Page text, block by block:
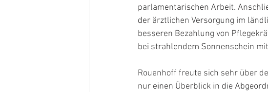
parlamentarischen Arbeit.
der ärztlichen Versorgung im
besseren Bezahlung von
bei strahlendem Sonnenschein
Rouenhoff freute sich sehr über
nur einen Überblick in die